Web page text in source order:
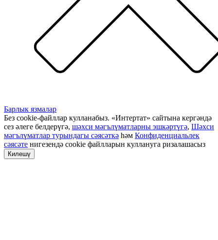
Барлык язмалар
Без cookie-файллар кулланабыз. «Интертат» сайтына кергәндә
сез әлеге белдерүгә, шәхси мәгълүматларны эшкәртүгә, Шәхси
мәгълүматлар турындагы сәясәткә һәм Конфиденциальлек
сәясәте нигезендә cookie файлларын куллануга ризалашасыз
Килешү